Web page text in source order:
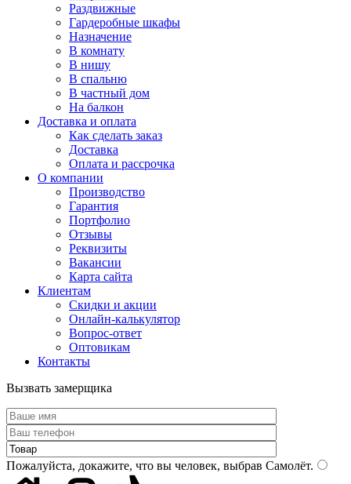
Раздвижные
Гардеробные шкафы
Назначение
В комнату
В нишу
В спальню
В частный дом
На балкон
Доставка и оплата
Как сделать заказ
Доставка
Оплата и рассрочка
О компании
Производство
Гарантия
Портфолио
Отзывы
Реквизиты
Вакансии
Карта сайта
Клиентам
Скидки и акции
Онлайн-калькулятор
Вопрос-ответ
Оптовикам
Контакты
Вызвать замерщика
Пожалуйста, докажите, что вы человек, выбрав Самолёт.